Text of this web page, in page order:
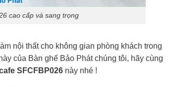
cao cấp và sang trọng
nội thất cho không gian phòng khách trong
của Bàn ghế Bảo Phát chúng tôi, hãy cùng
SFCFBP026 này nhé !